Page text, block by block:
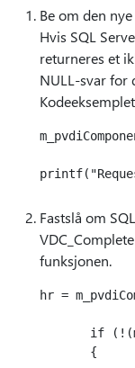
Be om den
Hvis SQL
returneres et
NULL-svar for
Fastslå om
funksjonen.
hr =
if
       {